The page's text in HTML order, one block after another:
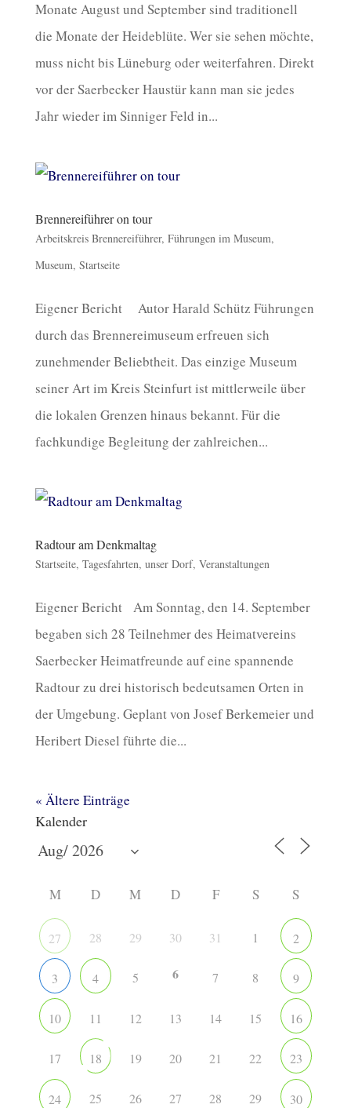
Monate August und September sind traditionell
die Monate der Heideblüte. Wer sie sehen möchte,
muss nicht bis Lüneburg oder weiterfahren. Direkt
vor der Saerbecker Haustür kann man sie jedes
Jahr wieder im Sinniger Feld in...
Brennereiführer on tour
Arbeitskreis Brennereiführer, Führungen im Museum,
Museum, Startseite
Eigener Bericht Autor Harald Schütz Führungen
durch das Brennereimuseum erfreuen sich
zunehmender Beliebtheit. Das einzige Museum
seiner Art im Kreis Steinfurt ist mittlerweile über
die lokalen Grenzen hinaus bekannt. Für die
fachkundige Begleitung der zahlreichen...
Radtour am Denkmaltag
Startseite, Tagesfahrten, unser Dorf, Veranstaltungen
Eigener Bericht Am Sonntag, den 14. September
begaben sich 28 Teilnehmer des Heimatvereins
Saerbecker Heimatfreunde auf eine spannende
Radtour zu drei historisch bedeutsamen Orten in
der Umgebung. Geplant von Josef Berkemeier und
Heribert Diesel führte die...
« Ältere Einträge
Kalender
M D M D F S S
27 28 29 30 31 1 2
3 4 5 6 7 8 9
10 11 12 13 14 15 16
17 18 19 20 21 22 23
24 25 26 27 28 29 30